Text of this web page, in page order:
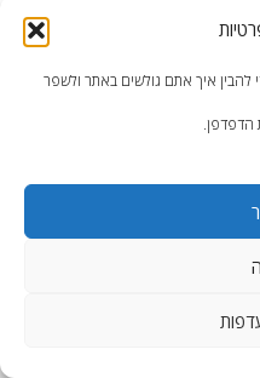
להבין איך אתם גולשים באתר ולשפר
הדפדפן.
WordPress